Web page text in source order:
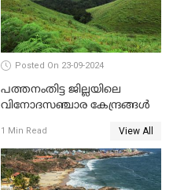
Posted On 23-09-2024
പത്തനംതിട്ട ജില്ലയിലെ
വിനോദസഞ്ചാര കേന്ദ്രങ്ങൾ
1 Min Read View All